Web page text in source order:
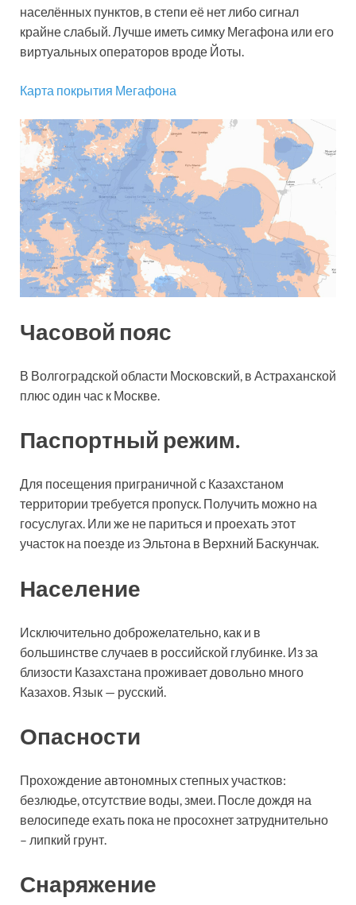
населённых пунктов, в степи её нет либо сигнал
крайне слабый. Лучше иметь симку Мегафона или его
виртуальных операторов вроде Йоты.
Карта покрытия Мегафона
Часовой пояс
В Волгоградской области Московский, в Астраханской
плюс один час к Москве.
Паспортный режим.
Для посещения приграничной с Казахстаном
территории требуется пропуск. Получить можно на
госуслугах. Или же не париться и проехать этот
участок на поезде из Эльтона в Верхний Баскунчак.
Население
Исключительно доброжелательно, как и в
большинстве случаев в российской глубинке. Из за
близости Казахстана проживает довольно много
Казахов. Язык — русский.
Опасности
Прохождение автономных степных участков:
безлюдье, отсутствие воды, змеи. После дождя на
велосипеде ехать пока не просохнет затруднительно
– липкий грунт.
Снаряжение